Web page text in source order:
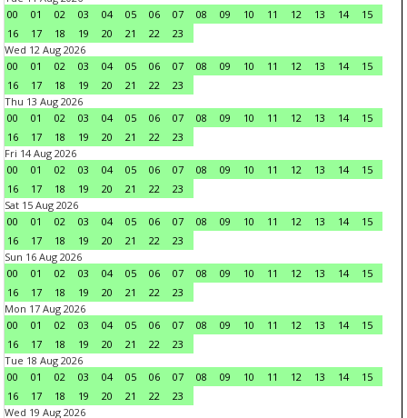
00
01 02 03 04 05 06 07 08 09 10 11 12 13 14
15
16
17 18 19 20 21 22
23
Wed 12 Aug 2026
00
01 02 03 04 05 06 07 08 09 10 11 12 13 14
15
16
17 18 19 20 21 22
23
Thu 13 Aug 2026
00
01 02 03 04 05 06 07 08 09 10 11 12 13 14
15
16
17 18 19 20 21 22
23
Fri 14 Aug 2026
00
01 02 03 04 05 06 07 08 09 10 11 12 13 14
15
16
17 18 19 20 21 22
23
Sat 15 Aug 2026
00
01 02 03 04 05 06 07 08 09 10 11 12 13 14
15
16
17 18 19 20 21 22
23
Sun 16 Aug 2026
00
01 02 03 04 05 06 07 08 09 10 11 12 13 14
15
16
17 18 19 20 21 22
23
Mon 17 Aug 2026
00
01 02 03 04 05 06 07 08 09 10 11 12 13 14
15
16
17 18 19 20 21 22
23
Tue 18 Aug 2026
00
01 02 03 04 05 06 07 08 09 10 11 12 13 14
15
16
17 18 19 20 21 22
23
Wed 19 Aug 2026